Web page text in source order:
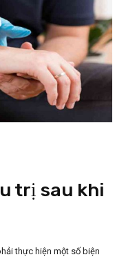
trị sau khi
thực hiện một số biện